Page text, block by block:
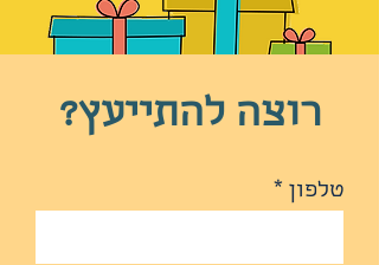
רוצה להתייעץ?
טלפון